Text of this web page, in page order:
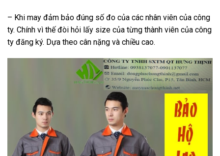
– Khi may đảm bảo đúng số đo của các nhân viên của công
ty. Chính vì thế đòi hỏi lấy size của từng thành viên của công
ty đăng ký. Dựa theo cân nặng và chiều cao.